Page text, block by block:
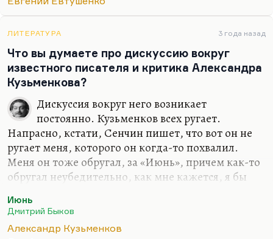
Прощается со мною на углу.
Для 1970 года интересные стихи — «За твоего
Ульянова Володю, за будущих Ульяновых
твоих…». Сейчас все перепечатывают друг у друга
вот эти стишки, а «стена-то гнилая — ткни и
развалится».
ЛИТЕРАТУРА 3 года назад
Что вы думаете про дискуссию вокруг
известного писателя и критика Александра
Кузьменкова?
Дискуссия вокруг него возникает
постоянно. Кузьменков всех ругает.
Напрасно, кстати, Сенчин пишет, что вот он не
ругает меня, которого он когда-то похвалил.
Меня он тоже обругал, за «Июнь», причем как-то
обругал неубедительно, как мне кажется, я бы
что разругать книгу — не штука. Кузьменков не
бесполезно, а напрасно расходует свой огромный
литературный дар. Он прежде всего прекрасный
Июнь
Дмитрий Быков
Александр Кузьменков